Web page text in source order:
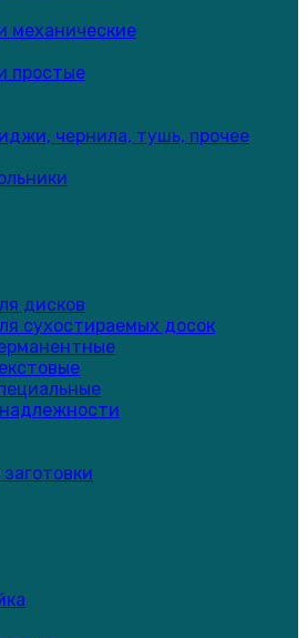
механические
простые
чернила, тушь, прочее
дисков
сухостираемых досок